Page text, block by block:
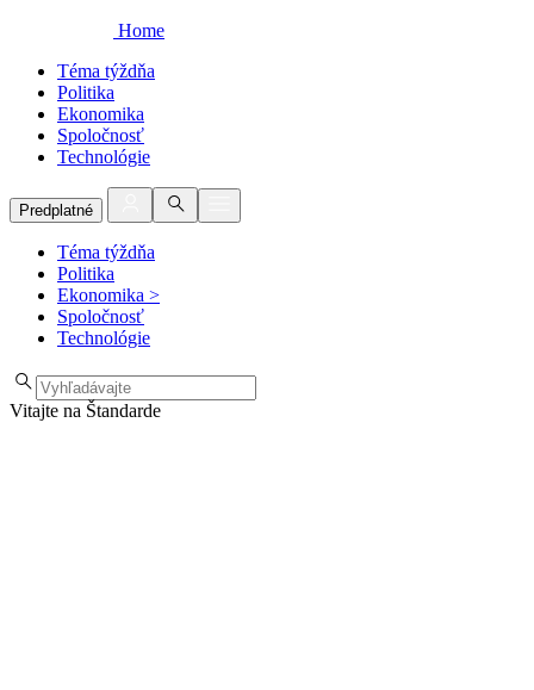
Home
Téma týždňa
Politika
Ekonomika
Spoločnosť
Technológie
Predplatné
Téma týždňa
Politika
Ekonomika >
Spoločnosť
Technológie
Vitajte na Štandarde